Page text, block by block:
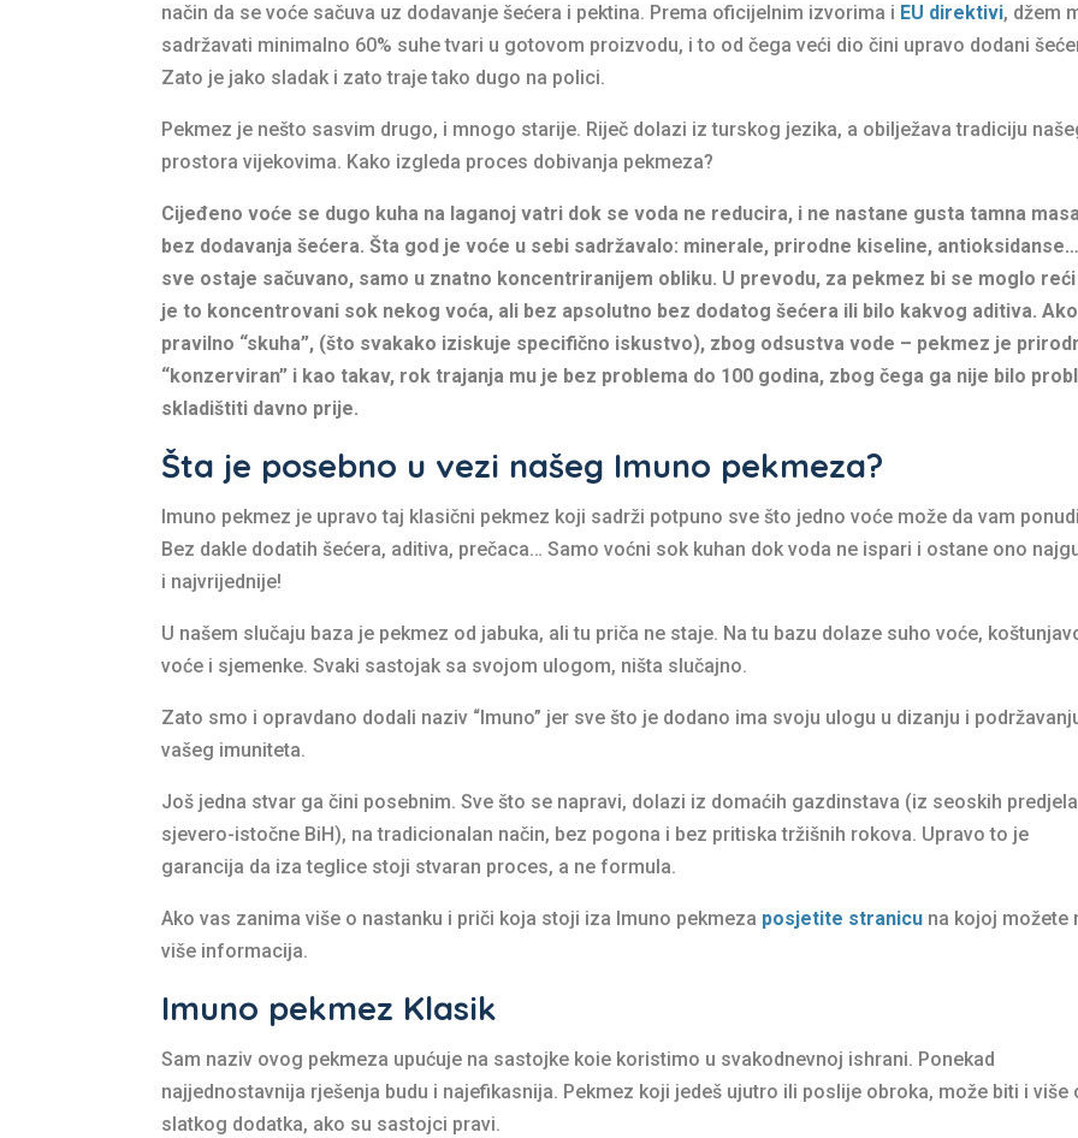
način da se voće sačuva uz dodavanje šećera i pektina. Prema oficijelnim izvorima i EU direktivi, džem
sadržavati minimalno 60% suhe tvari u gotovom proizvodu, i to od čega veći dio čini upravo dodani
Zato je jako sladak i zato traje tako dugo na polici.
Pekmez je nešto sasvim drugo, i mnogo starije. Riječ dolazi iz turskog jezika, a obilježava tradiciju
prostora vijekovima. Kako izgleda proces dobivanja pekmeza?
Cijeđeno voće se dugo kuha na laganoj vatri dok se voda ne reducira, i ne nastane gusta tamna
bez dodavanja šećera. Šta god je voće u sebi sadržavalo: minerale, prirodne kiseline,
sve ostaje sačuvano, samo u znatno koncentriranijem obliku. U prevodu, za pekmez bi se moglo
je to koncentrovani sok nekog voća, ali bez apsolutno bez dodatog šećera ili bilo kakvog aditiva.
pravilno “skuha”, (što svakako iziskuje specifično iskustvo), zbog odsustva vode – pekmez je
“konzerviran” i kao takav, rok trajanja mu je bez problema do 100 godina, zbog čega ga nije bilo
skladištiti davno prije.
Šta je posebno u vezi našeg Imuno pekmeza?
Imuno pekmez je upravo taj klasični pekmez koji sadrži potpuno sve što jedno voće može da vam
Bez dakle dodatih šećera, aditiva, prečaca… Samo voćni sok kuhan dok voda ne ispari i ostane ono
i najvrijednije!
U našem slučaju baza je pekmez od jabuka, ali tu priča ne staje. Na tu bazu dolaze suho voće,
voće i sjemenke. Svaki sastojak sa svojom ulogom, ništa slučajno.
Zato smo i opravdano dodali naziv “Imuno” jer sve što je dodano ima svoju ulogu u dizanju i
vašeg imuniteta.
Još jedna stvar ga čini posebnim. Sve što se napravi, dolazi iz domaćih gazdinstava (iz seoskih predjela
sjevero-istočne BiH), na tradicionalan način, bez pogona i bez pritiska tržišnih rokova. Upravo to je
garancija da iza teglice stoji stvaran proces, a ne formula.
Ako vas zanima više o nastanku i priči koja stoji iza Imuno pekmeza posjetite stranicu na kojoj možete
više informacija.
Imuno pekmez Klasik
Sam naziv ovog pekmeza upućuje na sastojke koie koristimo u svakodnevnoj ishrani. Ponekad
najjednostavnija rješenja budu i najefikasnija. Pekmez koji jedeš ujutro ili poslije obroka, može biti i više
slatkog dodatka, ako su sastojci pravi.